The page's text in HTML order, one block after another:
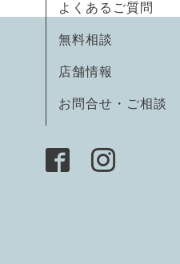
よくあるご質問
無料相談
店舗情報
お問合せ・ご相談